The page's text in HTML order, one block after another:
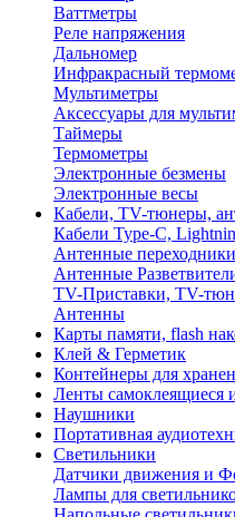
Ваттметры
Реле напряжения
Дальномер
Инфракрасный
Мультиметры
Аксессуары для
Таймеры
Термометры
Электронные безмены
Электронные весы
Кабели, TV-тюнеры,
Кабели Type-C,
Антенные
Антенные
TV-Приставки, TV-
Антенны
Карты памяти, flash
Клей & Герметик
Контейнеры для
Ленты самоклеящиеся
Наушники
Портативная
Светильники
Датчики движения и
Лампы для